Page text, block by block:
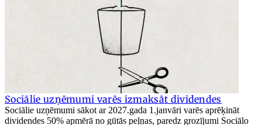
Sociālie uzņēmumi varēs izmaksāt dividendes
Sociālie uzņēmumi sākot ar 2027.gada 1.janvāri varēs aprēķināt
dividendes 50% apmērā no gūtās peļņas, paredz grozījumi Sociālo